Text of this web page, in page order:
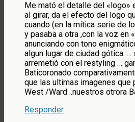
Me mató el detalle del «logo»
al girar, da el efecto del logo
cuando (en la mítica serie de
y pasaba a otra ,con la voz en
anunciando con tono
algun lugar de ciudad gótica…..
arremetió con el restyling …
Baticoronado
que las ultimas imagenes que
West /Ward ..nuestros otrora
Responder